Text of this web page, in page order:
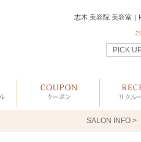
志木 美容院 美容室｜
PICK
SALON INFO >